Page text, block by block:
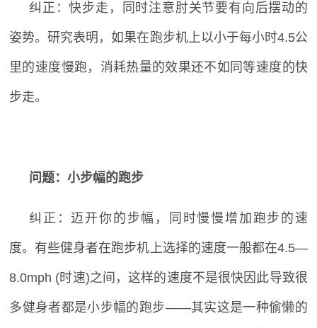
纠正：快步走，同时注意肘关节要有向后摆动的
姿势。研究表明，如果在跑步机上以小于每小时4.5公
里的速度慢跑，消耗热量的效果还不如同等速度的快
步走。
问题：小步幅的跑步
纠正：迈开你的步幅，同时慢慢增加跑步的速
度。有些健身者在跑步机上选择的速度一般都在4.5—
8.0mph (时速)之间，这样的速度不是很快因此导致很
多健身者都是小步幅的跑步——其实这是一种偷懒的